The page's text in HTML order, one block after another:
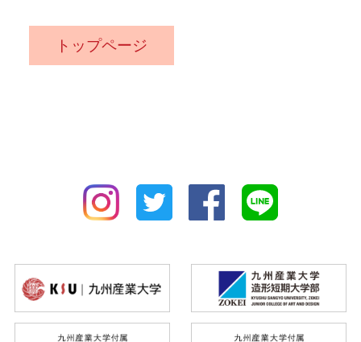
トップページ